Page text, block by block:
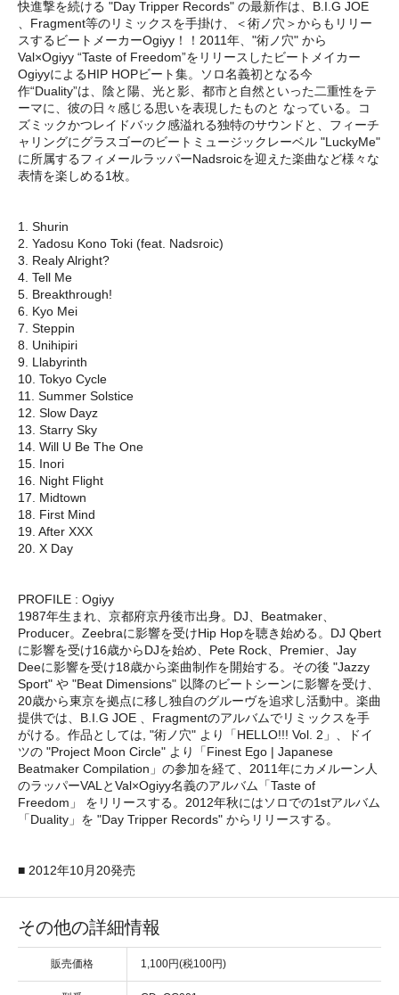
快進撃を続ける "Day Tripper Records" の最新作は、B.I.G JOE
、Fragment等のリミックスを手掛け、＜術ノ穴＞からもリリー
スするビートメーカーOgiyy！！2011年、"術ノ穴" から
Val×Ogiyy “Taste of Freedom”をリリースしたビートメイカー
OgiyyによるHIP HOPビート集。ソロ名義初となる今
作“Duality”は、陰と陽、光と影、都市と自然といった二重性をテ
ーマに、彼の日々感じる思いを表現したものと なっている。コ
ズミックかつレイドバック感溢れる独特のサウンドと、フィーチ
ャリングにグラスゴーのビートミュージックレーベル "LuckyMe"
に所属するフィメールラッパーNadsroicを迎えた楽曲など様々な
表情を楽しめる1枚。
1. Shurin
2. Yadosu Kono Toki (feat. Nadsroic)
3. Realy Alright?
4. Tell Me
5. Breakthrough!
6. Kyo Mei
7. Steppin
8. Unihipiri
9. Llabyrinth
10. Tokyo Cycle
11. Summer Solstice
12. Slow Dayz
13. Starry Sky
14. Will U Be The One
15. Inori
16. Night Flight
17. Midtown
18. First Mind
19. After XXX
20. X Day
PROFILE : Ogiyy
1987年生まれ、京都府京丹後市出身。DJ、Beatmaker、
Producer。Zeebraに影響を受けHip Hopを聴き始める。DJ Qbert
に影響を受け16歳からDJを始め、Pete Rock、Premier、Jay
Deeに影響を受け18歳から楽曲制作を開始する。その後 "Jazzy
Sport" や "Beat Dimensions" 以降のビートシーンに影響を受け、
20歳から東京を拠点に移し独自のグルーヴを追求し活動中。楽曲
提供では、B.I.G JOE 、Fragmentのアルバムでリミックスを手
がける。作品としては, "術ノ穴" より「HELLO!!! Vol. 2」、ドイ
ツの "Project Moon Circle" より「Finest Ego | Japanese
Beatmaker Compilation」の参加を経て、2011年にカメルーン人
のラッパーVALとVal×Ogiyy名義のアルバム「Taste of
Freedom」 をリリースする。2012年秋にはソロでの1stアルバム
「Duality」を "Day Tripper Records" からリリースする。
■ 2012年10月20発売
その他の詳細情報
販売価格 1,100円(税100円)